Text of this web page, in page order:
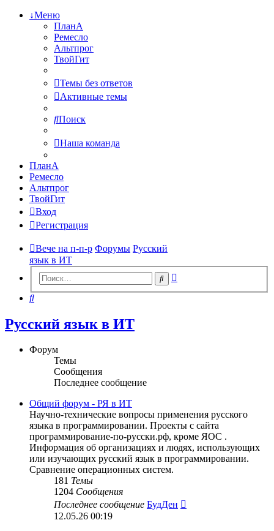
↓Меню
ПланА
Ремесло
Альтпрог
ТвойГит
Темы без ответов
Активные темы
Поиск
Наша команда
ПланА
Ремесло
Альтпрог
ТвойГит
Вход
Регистрация
Вече на п-п-р Форумы Русский
язык в ИТ
Поиск
Поиск
Русский язык в ИТ
Форум
Темы
Сообщения
Последнее сообщение
Общий форум - РЯ в ИТ
Научно-технические вопросы применения русского
языка в программировании. Проекты с сайта
программирование-по-русски.рф, кроме ЯОС .
Информация об организациях и людях, использующих
или изучающих русский язык в программировании.
Сравнение операционных систем.
181 Темы
1204 Сообщения
Последнее сообщение БудДен
12.05.26 00:19